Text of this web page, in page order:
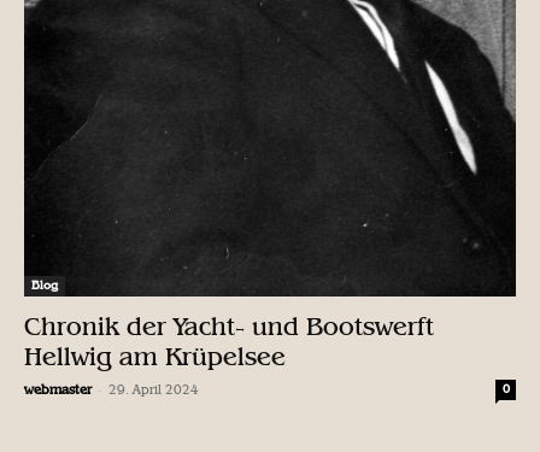
Blog
Chronik der Yacht- und Bootswerft
Hellwig am Krüpelsee
webmaster 29. April 2024 0